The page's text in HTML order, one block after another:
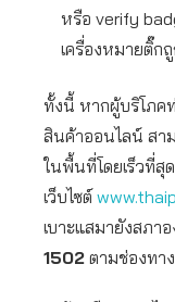
หรือ verify
เครื่องหมายติ๊ก
ทั้งนี้ หากผู้บริโภค
สินค้าออนไลน์ สา
ในพื้นที่โดยเร็วที่สุ
เว็บไซต์
เบาะแสมายังสภา
1502 ตามช่องทา